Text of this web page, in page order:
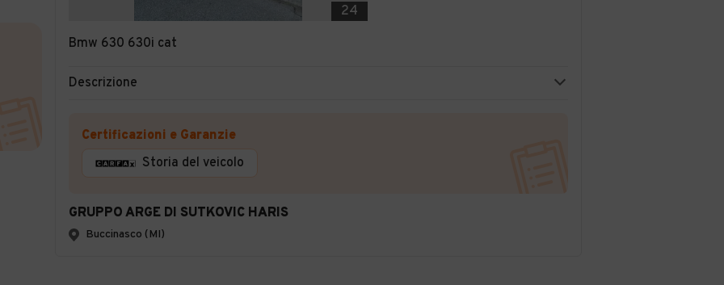
24
Bmw 630 630i cat
Descrizione
Certificazioni e Garanzie
Storia del veicolo
GRUPPO ARGE DI SUTKOVIC HARIS
Buccinasco (MI)